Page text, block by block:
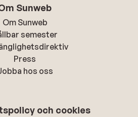
Sunweb
Om Sunweb
semester
Press
hos oss
och cookies